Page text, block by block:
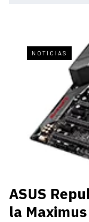
NOTICIAS
ASUS
la